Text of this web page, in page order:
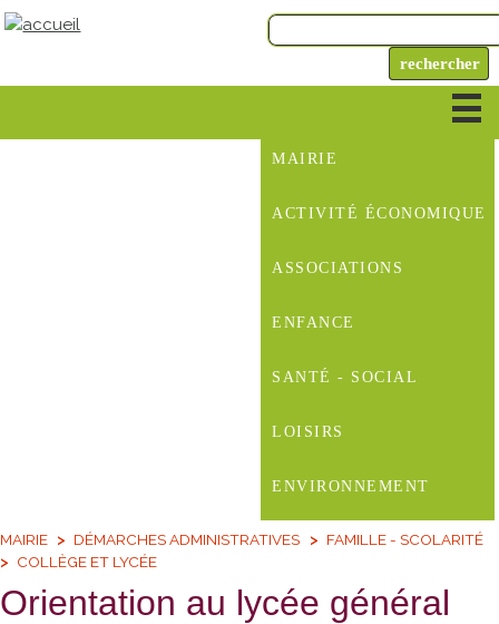
MAIRIE
ACTIVITÉ ÉCONOMIQUE
ASSOCIATIONS
ENFANCE
SANTÉ - SOCIAL
LOISIRS
ENVIRONNEMENT
MAIRIE DÉMARCHES ADMINISTRATIVES
FAMILLE - SCOLARITÉ
COLLÈGE ET LYCÉE
Orientation au lycée général